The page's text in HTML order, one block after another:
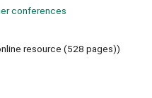
conferences
resource (528 pages))